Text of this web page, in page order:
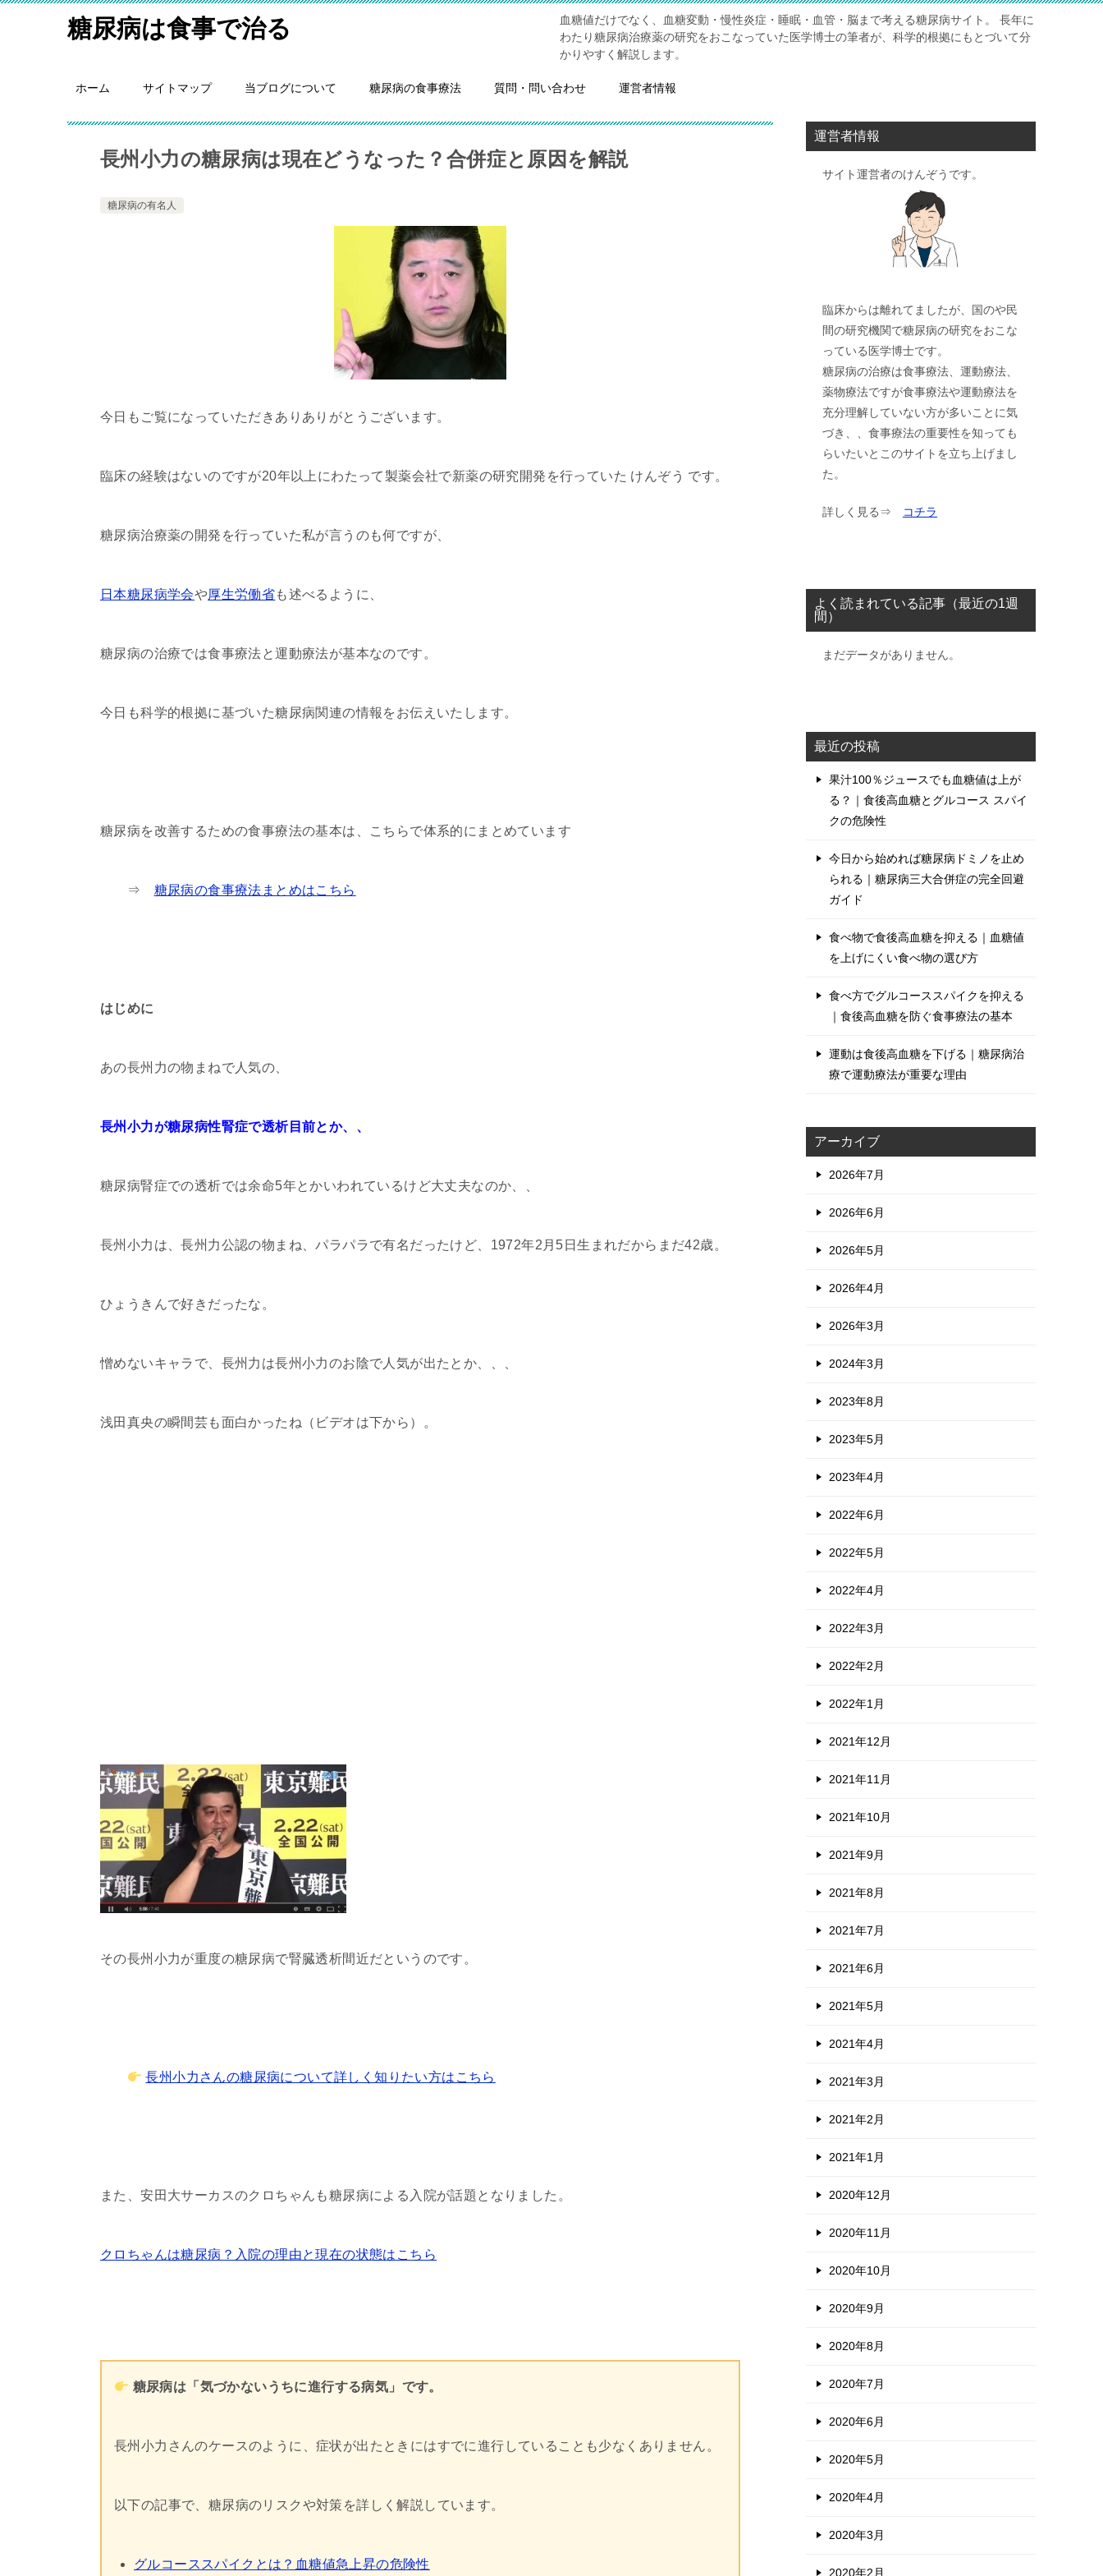
糖尿病は食事で治る
血糖値だけでなく、血糖変動・慢性炎症・睡眠・血管・脳まで考える糖尿病サイト。 長年に
わたり糖尿病治療薬の研究をおこなっていた医学博士の筆者が、科学的根拠にもとづいて分
かりやすく解説します。
ホーム サイトマップ 当ブログについて 糖尿病の食事療法 質問・問い合わせ 運営者情報
長州小力の糖尿病は現在どうなった？合併症と原因を解説
糖尿病の有名人
今日もご覧になっていただきありありがとうございます。
臨床の経験はないのですが20年以上にわたって製薬会社で新薬の研究開発を行っていた けんぞう です。
糖尿病治療薬の開発を行っていた私が言うのも何ですが、
日本糖尿病学会や厚生労働省も述べるように、
糖尿病の治療では食事療法と運動療法が基本なのです。
今日も科学的根拠に基づいた糖尿病関連の情報をお伝えいたします。
糖尿病を改善するための食事療法の基本は、こちらで体系的にまとめています
⇒ 糖尿病の食事療法まとめはこちら
はじめに
あの長州力の物まねで人気の、
長州小力が糖尿病性腎症で透析目前とか、、
糖尿病腎症での透析では余命5年とかいわれているけど大丈夫なのか、、
長州小力は、長州力公認の物まね、パラパラで有名だったけど、1972年2月5日生まれだからまだ42歳。
ひょうきんで好きだったな。
憎めないキャラで、長州力は長州小力のお陰で人気が出たとか、、、
浅田真央の瞬間芸も面白かったね（ビデオは下から）。
その長州小力が重度の糖尿病で腎臓透析間近だというのです。
長州小力さんの糖尿病について詳しく知りたい方はこちら
また、安田大サーカスのクロちゃんも糖尿病による入院が話題となりました。
クロちゃんは糖尿病？入院の理由と現在の状態はこちら
糖尿病は「気づかないうちに進行する病気」です。
長州小力さんのケースのように、症状が出たときにはすでに進行していることも少なくありません。
以下の記事で、糖尿病のリスクや対策を詳しく解説しています。
グルコーススパイクとは？血糖値急上昇の危険性
運営者情報
サイト運営者のけんぞうです。
臨床からは離れてましたが、国のや民
間の研究機関で糖尿病の研究をおこな
っている医学博士です。
糖尿病の治療は食事療法、運動療法、
薬物療法ですが食事療法や運動療法を
充分理解していない方が多いことに気
づき、、食事療法の重要性を知っても
らいたいとこのサイトを立ち上げまし
た。
詳しく見る⇒ コチラ
よく読まれている記事（最近の1週
間）
まだデータがありません。
最近の投稿
果汁100％ジュースでも血糖値は上が
る？｜食後高血糖とグルコース スパイ
クの危険性
今日から始めれば糖尿病ドミノを止め
られる｜糖尿病三大合併症の完全回避
ガイド
食べ物で食後高血糖を抑える｜血糖値
を上げにくい食べ物の選び方
食べ方でグルコーススパイクを抑える
｜食後高血糖を防ぐ食事療法の基本
運動は食後高血糖を下げる｜糖尿病治
療で運動療法が重要な理由
アーカイブ
2026年7月
2026年6月
2026年5月
2026年4月
2026年3月
2024年3月
2023年8月
2023年5月
2023年4月
2022年6月
2022年5月
2022年4月
2022年3月
2022年2月
2022年1月
2021年12月
2021年11月
2021年10月
2021年9月
2021年8月
2021年7月
2021年6月
2021年5月
2021年4月
2021年3月
2021年2月
2021年1月
2020年12月
2020年11月
2020年10月
2020年9月
2020年8月
2020年7月
2020年6月
2020年5月
2020年4月
2020年3月
2020年2月